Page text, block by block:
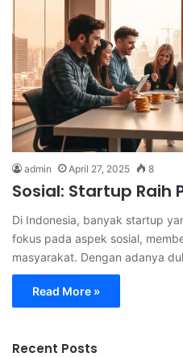
admin April 27, 2025 8
Sosial: Startup Raih
Di Indonesia, banyak startup
fokus pada aspek sosial,
masyarakat. Dengan adanya
Read More »
Recent Posts